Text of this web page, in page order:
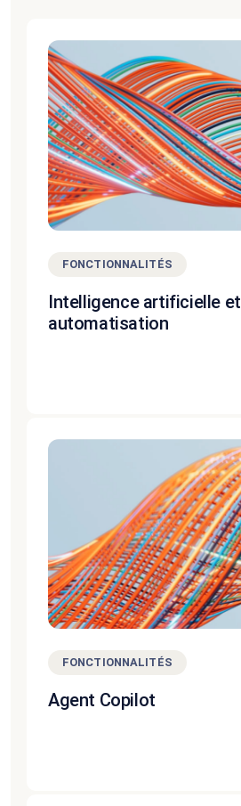
FONCTIONNALITÉS
Intelligence artificielle et
automatisation
FONCTIONNALITÉS
Agent Copilot